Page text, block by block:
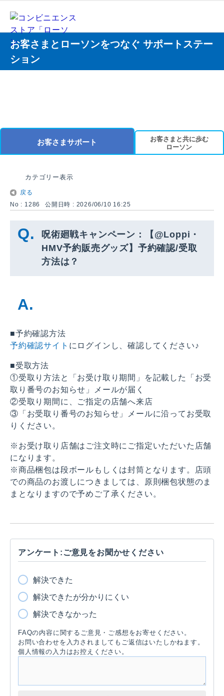
お客さまとローソンをつなぐ サポートステー
ション
お客さまサポート
お客さまと共に歩む
ローソン
カテゴリー表示
戻る
No : 1286
公開日時 : 2026/06/10 16:25
呪術廻戦キャンペーン：【@Loppi・
HMV予約販売グッズ】予約確認/受取
方法は？
■予約確認方法
予約確認サイト にログインし、確認してください♪
■受取方法
①受取り方法と「お受け取り期間」を記載した「お受
取り番号のお知らせ」メールが届く
②受取り期間に、ご指定の店舗へ来店
③「お受取り番号のお知らせ」メールに沿ってお受取
りください。
※お受け取り店舗はご注文時にご指定いただいた店舗
になります。
※商品梱包は段ボールもしくは封筒となります。店頭
での商品のお渡しにつきましては、原則梱包状態のま
まとなりますので予めご了承ください。
アンケート:ご意見をお聞かせください
解決できた
解決できたが分かりにくい
解決できなかった
FAQの内容に関するご意見・ご感想をお寄せください。
お問い合わせを入力されましてもご返信はいたしかねます。
個人情報の入力はお控えください。